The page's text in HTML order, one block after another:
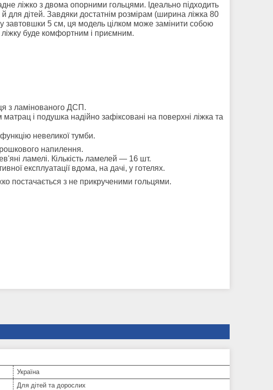
ліжко з двома опорними гольцями. Ідеально підходить
для дітей. Завдяки достатнім розмірам (ширина ліжка 80
завтовшки 5 см, ця модель цілком може замінити собою
буде комфортним і приємним.
з ламінованого ДСП.
матрац і подушка надійно зафіксовані на поверхні ліжка та
невеликої тумби.
напилення.
ламелі. Кількість ламелей — 16 шт.
експлуатації вдома, на дачі, у готелях.
постачається з не прикрученими гольцями.
Україна
Для дітей та дорослих